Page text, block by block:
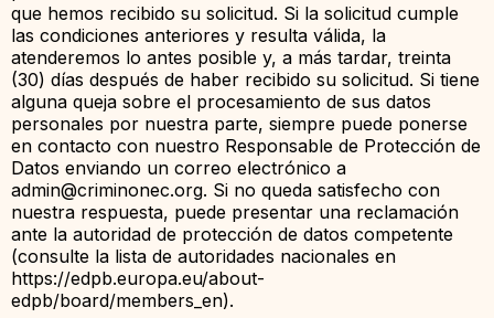
que hemos recibido su solicitud. Si la solicitud cumple
las condiciones anteriores y resulta válida, la
atenderemos lo antes posible y, a más tardar, treinta
(30) días después de haber recibido su solicitud. Si tiene
alguna queja sobre el procesamiento de sus datos
personales por nuestra parte, siempre puede ponerse
en contacto con nuestro Responsable de Protección de
Datos enviando un correo electrónico a
admin@criminonec.org. Si no queda satisfecho con
nuestra respuesta, puede presentar una reclamación
ante la autoridad de protección de datos competente
(consulte la lista de autoridades nacionales en
https://edpb.europa.eu/about-
edpb/board/members_en).